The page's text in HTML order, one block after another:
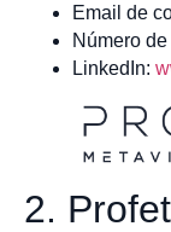
Email de
Número
LinkedIn:
2.